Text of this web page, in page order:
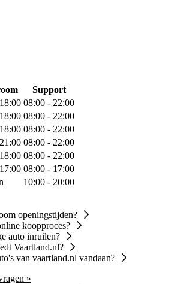
Support
08:00 - 22:00
08:00 - 22:00
08:00 - 22:00
08:00 - 22:00
08:00 - 22:00
08:00 - 17:00
10:00 - 20:00
openingstijden?
koopproces?
auto inruilen?
Vaartland.nl?
van vaartland.nl vandaan?
»